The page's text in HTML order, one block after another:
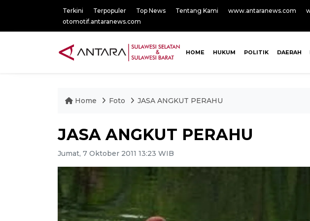
Terkini Terpopuler Top News Tentang Kami www.antaranews.com
otomotif.antaranews.com
HOME HUKUM POLITIK DAERAH
Home Foto JASA ANGKUT PERAHU
JASA ANGKUT PERAHU
Jumat, 7 Oktober 2011 13:23 WIB